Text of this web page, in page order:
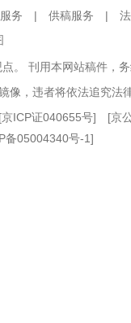
务 | 供稿服务 |
。 刊用本网站稿件，
像，违者将依法追究法
京ICP证040655号] [京
备05004340号-1]